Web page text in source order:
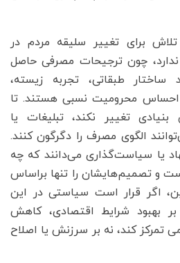
برای تغییر سلیقه مردم در
چون ترجیحات مصرفی حاصل
ساختار طبقاتی، تجربه زیسته،
محرومیت نسبی هستند. تا
تغییر نکند، تبلیغات یا
الگوی مصرف را دگرگون کنند.
یا سیاست‌گذاری می‌دانند که چه
و تصمیم‌هایشان را تنها براساس
اگر قرار است سیاستی در این
بر بهبود شرایط اقتصادی، کاهش
تمرکز کند، نه بر سرزنش یا اصلاح